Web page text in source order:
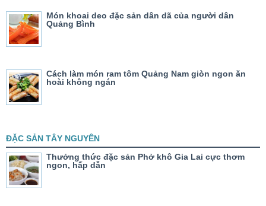
Món khoai deo đặc sản dân dã của người dân
Quảng Bình
Cách làm món ram tôm Quảng Nam giòn ngon ăn
hoài không ngán
ĐẶC SẢN TÂY NGUYÊN
Thưởng thức đặc sản Phở khô Gia Lai cực thơm
ngon, hấp dẫn